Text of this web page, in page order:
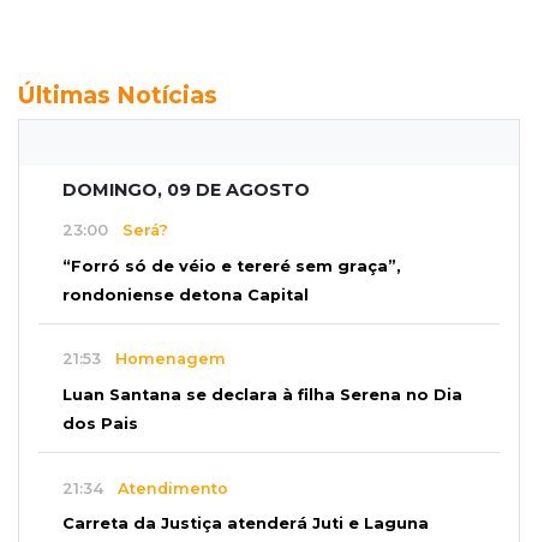
Últimas Notícias
DOMINGO, 09 DE AGOSTO
23:00 Será?
“Forró só de véio e tereré sem graça”,
rondoniense detona Capital
21:53 Homenagem
Luan Santana se declara à filha Serena no Dia
dos Pais
21:34 Atendimento
Carreta da Justiça atenderá Juti e Laguna